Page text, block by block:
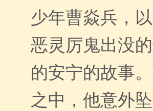
少年曹焱兵，
恶灵厉鬼出没
的安宁的故事
之中，他意外